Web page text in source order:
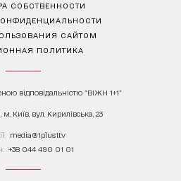
СОБСТВЕННОСТИ
САЙТОМ
ПОЛИТИКА
відповідальністю "ВІЖН 1+1"
Київ, вул. Кирилівська, 23
media@1plus1.tv
+38 044 490 01 01